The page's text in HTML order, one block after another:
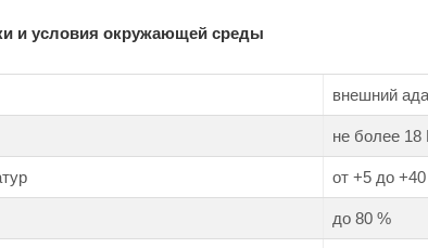
и условия окружающей среды
внешний
не более 18
от +5 до
до 80 %